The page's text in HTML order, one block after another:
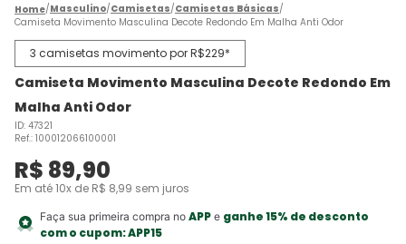
Masculino Camisetas Camisetas Básicas
Camiseta Movimento Masculina Decote Redondo Em Malha Anti Odor
3 camisetas movimento por R$229*
Camiseta Movimento Masculina Decote Redondo Em
Malha Anti Odor
ID: 47321
Ref.: 100012066100001
R$ 89,90
Em até10x de R$ 8,99 sem juros
Faça sua primeira compra no APPe ganhe 15% de desconto
com o cupom:APP15